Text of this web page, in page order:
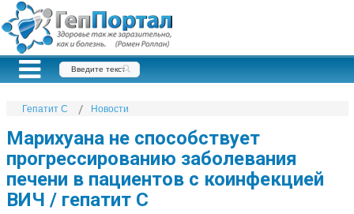
Гепатит С Новости
Марихуана не способствует
прогрессированию заболевания
печени в пациентов с коинфекцией
ВИЧ / гепатит С